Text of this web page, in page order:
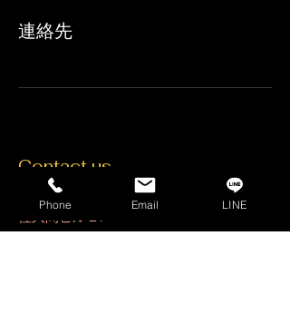
連絡先
Contact us
名古屋市中区錦1-15-13
iseballet@yahoo.co.jp
Phone Email LINE